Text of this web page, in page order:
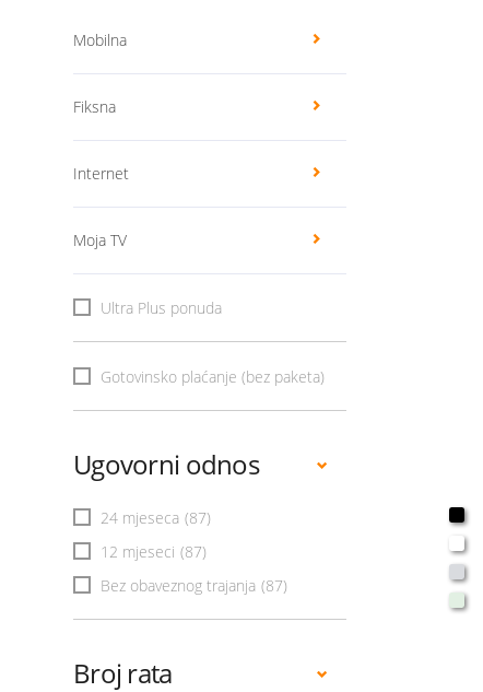
Mobilna
Fiksna
Internet
Moja TV
Ultra Plus ponuda
Gotovinsko plaćanje (bez paketa)
Ugovorni odnos
24 mjeseca (87)
12 mjeseci (87)
Bez obaveznog trajanja (87)
Broj rata